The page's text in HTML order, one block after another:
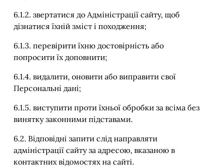
6.1.2. звертатися до Адміністрації сайту, щоб
дізнатися їхній зміст і походження;
6.1.3. перевірити їхню достовірність або
попросити їх доповнити;
6.1.4. видалити, оновити або виправити свої
Персональні дані;
6.1.5. виступити проти їхньої обробки за всіма без
винятку законними підставами.
6.2. Відповідні запити слід направляти
адміністрації сайту за адресою, вказаною в
контактних відомостях на сайті.